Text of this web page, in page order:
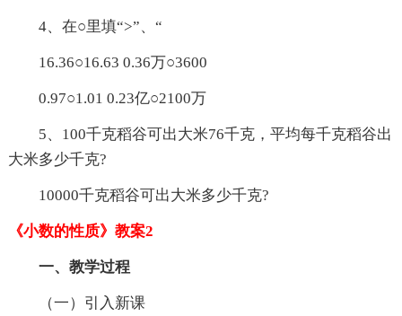
4、在○里填“>”、“
16.36○16.63 0.36万○3600
0.97○1.01 0.23亿○2100万
5、100千克稻谷可出大米76千克，平均每千克稻谷出
大米多少千克?
10000千克稻谷可出大米多少千克?
《小数的性质》教案2
一、教学过程
（一）引入新课